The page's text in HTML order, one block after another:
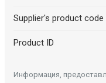
Supplier's product code
Product ID
Информация,